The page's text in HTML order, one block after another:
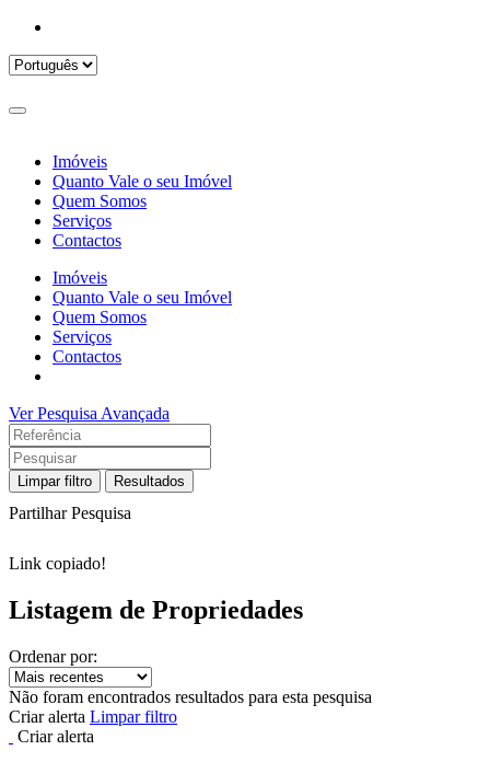
Imóveis
Quanto Vale o seu Imóvel
Quem Somos
Serviços
Contactos
Imóveis
Quanto Vale o seu Imóvel
Quem Somos
Serviços
Contactos
Ver Pesquisa Avançada
Limpar filtro Resultados
Partilhar Pesquisa
Link copiado!
Listagem de Propriedades
Ordenar por:
Não foram encontrados resultados para esta pesquisa
Criar alerta Limpar filtro
Criar alerta